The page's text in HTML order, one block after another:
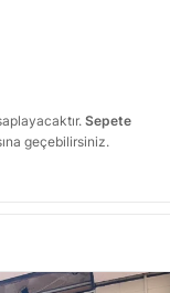
Sepete
geçebilirsiniz.